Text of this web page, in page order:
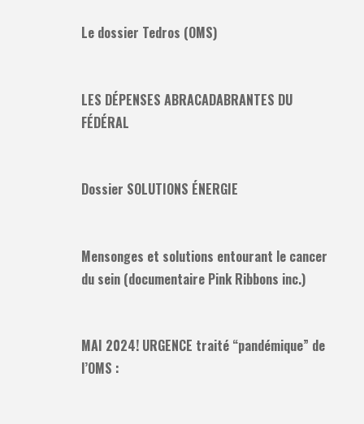
Le dossier Tedros (OMS)
LES DÉPENSES ABRACADABRANTES DU
FÉDÉRAL
Dossier SOLUTIONS ÉNERGIE
Mensonges et solutions entourant le cancer
du sein (documentaire Pink Ribbons inc.)
MAI 2024! URGENCE traité “pandémique” de
l’OMS :